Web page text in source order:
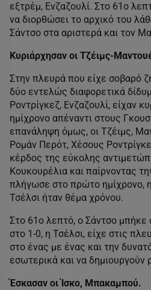
εξτρέμ, Ενζαζουλί. Στο 61ο
να διορθώσει το αρχικό του
Σάντσο στα αριστερά και τον
Κυριάρχησαν οι Τζέιμς-
Στην πλευρά που είχε σοβαρό
δύο εντελώς διαφορετικά
Ροντρίγκεζ, Ενζαζουλί, είχαν
ημίχρονο απέναντι στους
επανάληψη όμως, οι Τζέιμς,
Ρομάν Περότ, Χέσους
κέρδος της εύκολης
Κουκουρέλια και παίρνοντας
πλήγωσε στο πρώτο ημίχρονο,
Τσέλσι ήταν θέμα χρόνου.
Στο 61ο λεπτό, ο Σάντσο
στο 1-0, η Τσέλσι, είχε στις
στο ένας με ένας και την
εσωτερικά και να δημιουργούν
Έσκασαν οι Ίσκο, Μπακαμπού.